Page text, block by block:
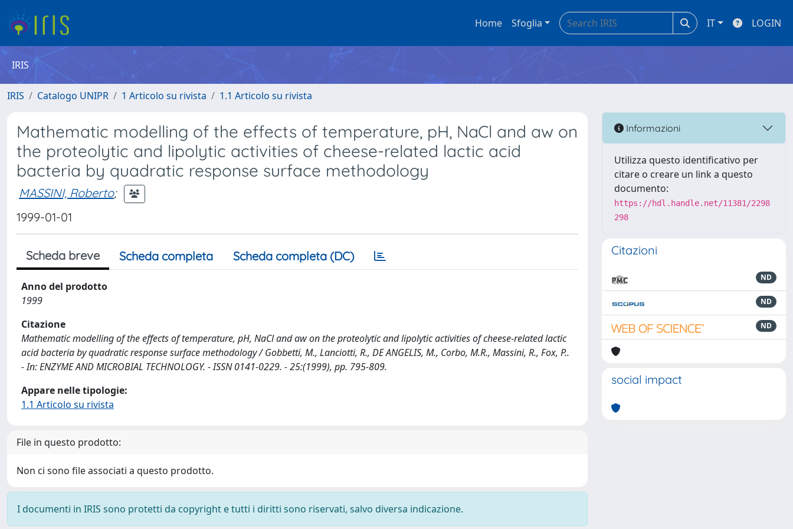
Home Sfoglia IT LOGIN
IRIS
IRIS Catalogo UNIPR 1 Articolo su rivista 1.1 Articolo su rivista
Mathematic modelling of the effects of temperature, pH, NaCl and aw on
the proteolytic and lipolytic activities of cheese-related lactic acid
bacteria by quadratic response surface methodology
MASSINI, Roberto;
1999-01-01
Scheda breve Scheda completa Scheda completa (DC)
Anno del prodotto
1999
Citazione
Mathematic modelling of the effects of temperature, pH, NaCl and aw on the proteolytic and lipolytic activities of cheese-related lactic
acid bacteria by quadratic response surface methodology / Gobbetti, M., Lanciotti, R., DE ANGELIS, M., Corbo, M.R., Massini, R., Fox, P..
- In: ENZYME AND MICROBIAL TECHNOLOGY. - ISSN 0141-0229. - 25:(1999), pp. 795-809.
Appare nelle tipologie:
1.1 Articolo su rivista
File in questo prodotto:
Non ci sono file associati a questo prodotto.
I documenti in IRIS sono protetti da copyright e tutti i diritti sono riservati, salvo diversa indicazione.
Informazioni
Utilizza questo identificativo per
citare o creare un link a questo
documento:
https://hdl.handle.net/11381/2298
298
Citazioni
ND
ND
ND
social impact